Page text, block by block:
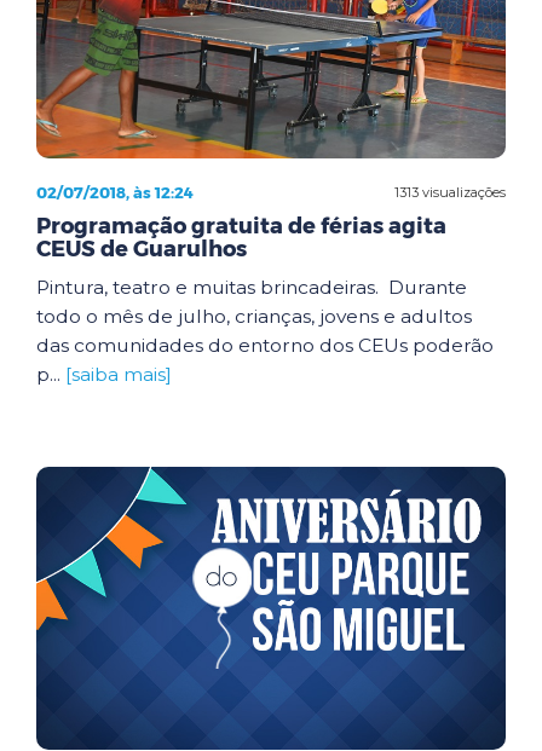
1313 visualizações
02/07/2018, às 12:24
Programação gratuita de férias agita
CEUS de Guarulhos
Pintura, teatro e muitas brincadeiras. Durante
todo o mês de julho, crianças, jovens e adultos
das comunidades do entorno dos CEUs poderão
p... [saiba mais]